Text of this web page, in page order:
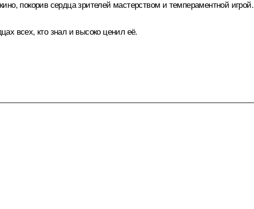
покорив сердца зрителей мастерством и темпераментной игрой.
всех, кто знал и высоко ценил её.